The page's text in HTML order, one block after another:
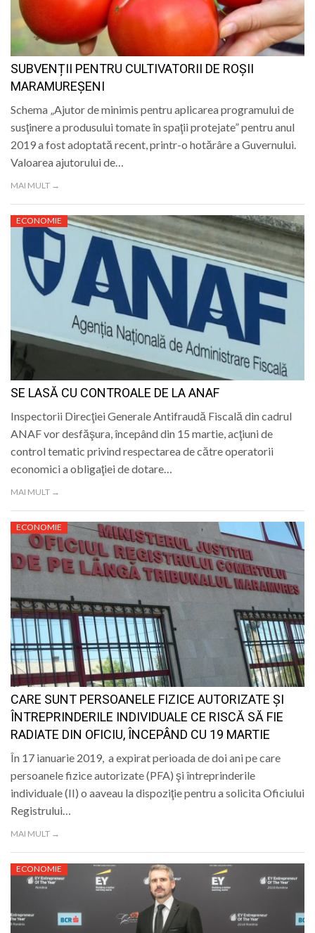
SUBVENȚII PENTRU CULTIVATORII DE ROȘII
MARAMUREȘENI
Schema „Ajutor de minimis pentru aplicarea programului de
susţinere a produsului tomate în spaţii protejate” pentru anul
2019 a fost adoptată recent, printr-o hotărâre a Guvernului.
Valoarea ajutorului de…
MAI MULT →
ECONOMIE
SE LASĂ CU CONTROALE DE LA ANAF
Inspectorii Direcţiei Generale Antifraudă Fiscală din cadrul
ANAF vor desfăşura, începând din 15 martie, acţiuni de
control tematic privind respectarea de către operatorii
economici a obligaţiei de dotare…
MAI MULT →
ECONOMIE
CARE SUNT PERSOANELE FIZICE AUTORIZATE ŞI
ÎNTREPRINDERILE INDIVIDUALE CE RISCĂ SĂ FIE
RADIATE DIN OFICIU, ÎNCEPÂND CU 19 MARTIE
În 17 ianuarie 2019, a expirat perioada de doi ani pe care
persoanele fizice autorizate (PFA) şi întreprinderile
individuale (II) o aaveau la dispoziţie pentru a solicita Oficiului
Registrului…
MAI MULT →
ECONOMIE